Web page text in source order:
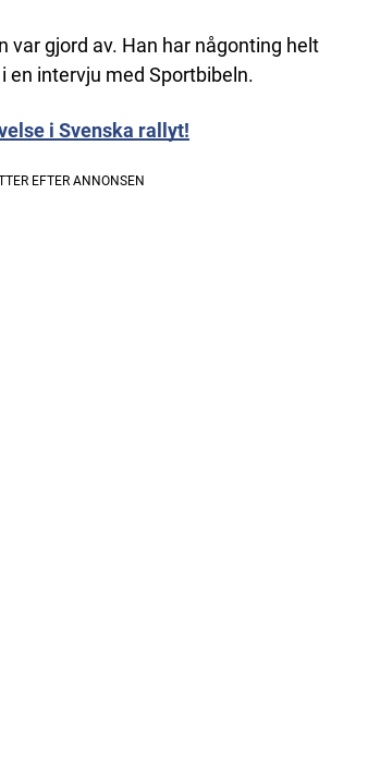
var gjord av. Han har någonting helt
en intervju med Sportbibeln.
i Svenska rallyt!